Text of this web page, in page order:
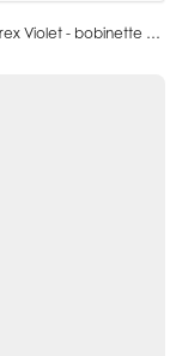
Ruban épi lurex Violet - bobinette 2m